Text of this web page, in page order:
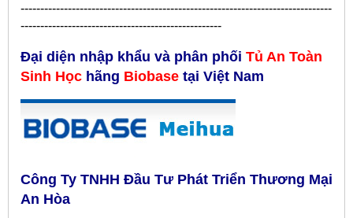
-------------------------------------------------------------------------------
---------------------------------------------------
Đại diện nhập khẩu và phân phối Tủ An Toàn
Sinh Học hãng Biobase tại Việt Nam
Công Ty TNHH Đầu Tư Phát Triển Thương Mại
An Hòa